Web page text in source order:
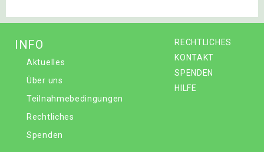
RECHTLICHES
KONTAKT
SPENDEN
HILFE
INFO
Aktuelles
Über uns
Teilnahmebedingungen
Rechtliches
Spenden